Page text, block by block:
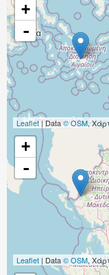
+
-
Leaflet| Data© OSM,
+
-
Leaflet | Data© OSM,